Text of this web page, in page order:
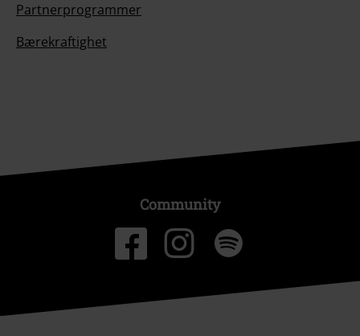
Partnerprogrammer
Bærekraftighet
Community